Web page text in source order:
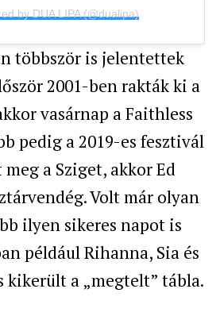
by DUA LIPA (@dualipa)
többször is jelentettek
2001-ben rakták ki a
vasárnap a Faithless
pedig a 2019-es fesztivál
a Sziget, akkor Ed
Volt már olyan
ilyen sikeres napot is
például Rihanna, Sia és
kikerült a „megtelt” tábla.